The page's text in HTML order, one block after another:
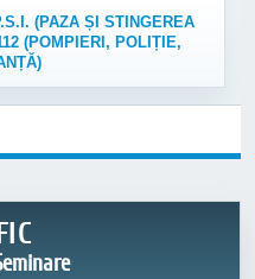
(PAZA ȘI STINGEREA
(POMPIERI, POLIȚIE,